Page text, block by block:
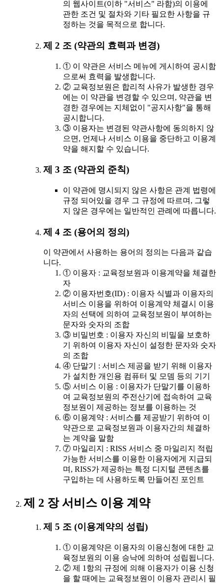
의 웹사이트(이하 "서비스" 라함)의 이용에
관한 조건 및 절차와 기타 필요한 사항을 규
정하는 것을 목적으로 합니다.
제 2 조 (약관의 효력과 변경)
① 이 약관은 서비스 메뉴에 게시하여 공시함
으로써 효력을 발생합니다.
② 교육정보원은 합리적 사유가 발생한 경우
에는 이 약관을 변경할 수 있으며, 약관을 변
경한 경우에는 지체없이 "공지사항"을 통해
공시합니다.
③ 이용자는 변경된 약관사항에 동의하지 않
으면, 언제나 서비스 이용을 중단하고 이용계
약을 해지할 수 있습니다.
제 3 조 (약관외 준칙)
이 약관에 명시되지 않은 사항은 관계 법령에
규정 되어있을 경우 그 규정에 따르며, 그렇
지 않은 경우에는 일반적인 관례에 따릅니다.
제 4 조 (용어의 정의)
이 약관에서 사용하는 용어의 정의는 다음과 같습
니다.
① 이용자 : 교육정보원과 이용계약을 체결한
자
② 이용자번호(ID) : 이용자 식별과 이용자의
서비스 이용을 위하여 이용계약 체결시 이용
자의 선택에 의하여 교육정보원이 부여하는
문자와 숫자의 조합
③ 비밀번호 : 이용자 자신의 비밀을 보호하
기 위하여 이용자 자신이 설정한 문자와 숫자
의 조합
④ 단말기 : 서비스 제공을 받기 위해 이용자
가 설치한 개인용 컴퓨터 및 모뎀 등의 기기
⑤ 서비스 이용 : 이용자가 단말기를 이용하
여 교육정보원의 주전산기에 접속하여 교육
정보원이 제공하는 정보를 이용하는 것
⑥ 이용계약 : 서비스를 제공받기 위하여 이
약관으로 교육정보원과 이용자간의 체결하
는 계약을 말함
⑦ 마일리지 : RISS 서비스 중 마일리지 적립
가능한 서비스를 이용한 이용자에게 지급되
며, RISS가 제공하는 특정 디지털 콘텐츠를
구입하는 데 사용하도록 만들어진 포인트
제 2 장 서비스 이용 계약
제 5 조 (이용계약의 성립)
① 이용계약은 이용자의 이용신청에 대한 교
육정보원의 이용 승낙에 의하여 성립됩니다.
② 제 1항의 규정에 의해 이용자가 이용 신청
을 할 때에는 교육정보원이 이용자 관리시 필